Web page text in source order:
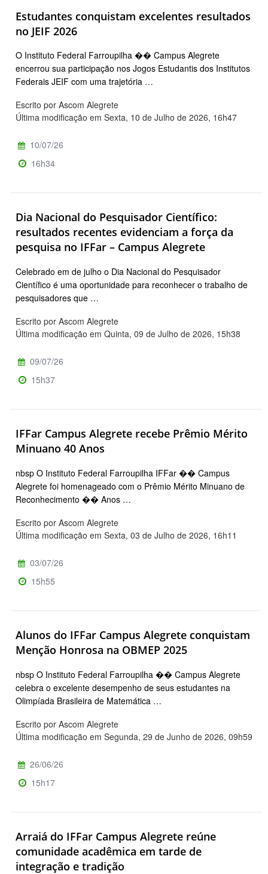
Estudantes conquistam excelentes resultados
no JEIF 2026
O Instituto Federal Farroupilha �� Campus Alegrete
encerrou sua participação nos Jogos Estudantis dos Institutos
Federais JEIF com uma trajetória …
Escrito por Ascom Alegrete
Última modificação em Sexta, 10 de Julho de 2026, 16h47
10/07/26
16h34
Dia Nacional do Pesquisador Científico:
resultados recentes evidenciam a força da
pesquisa no IFFar – Campus Alegrete
Celebrado em de julho o Dia Nacional do Pesquisador
Científico é uma oportunidade para reconhecer o trabalho de
pesquisadores que …
Escrito por Ascom Alegrete
Última modificação em Quinta, 09 de Julho de 2026, 15h38
09/07/26
15h37
IFFar Campus Alegrete recebe Prêmio Mérito
Minuano 40 Anos
nbsp O Instituto Federal Farroupilha IFFar �� Campus
Alegrete foi homenageado com o Prêmio Mérito Minuano de
Reconhecimento �� Anos …
Escrito por Ascom Alegrete
Última modificação em Sexta, 03 de Julho de 2026, 16h11
03/07/26
15h55
Alunos do IFFar Campus Alegrete conquistam
Menção Honrosa na OBMEP 2025
nbsp O Instituto Federal Farroupilha �� Campus Alegrete
celebra o excelente desempenho de seus estudantes na
Olimpíada Brasileira de Matemática …
Escrito por Ascom Alegrete
Última modificação em Segunda, 29 de Junho de 2026, 09h59
26/06/26
15h17
Arraiá do IFFar Campus Alegrete reúne
comunidade acadêmica em tarde de
integração e tradição